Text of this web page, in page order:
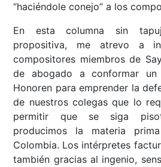
“haciéndole conejo” a los
En esta columna sin
propositiva, me atrevo a
compositores miembros de
de abogado a conformar
Honoren para emprender la
de nuestros colegas que lo
permitir que se siga
producimos la materia
Colombia. Los intérpretes
también gracias al ingenio,